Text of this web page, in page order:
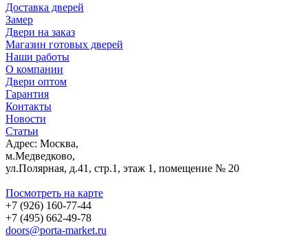
Доставка дверей
Замер
Двери на заказ
Магазин готовых дверей
Наши работы
О компании
Двери оптом
Гарантия
Контакты
Новости
Статьи
Адрес: Москва,
м.Медведково,
ул.Полярная, д.41, стр.1, этаж 1, помещение № 20
Посмотреть на карте
+7 (926) 160-77-44
+7 (495) 662-49-78
doors@porta-market.ru